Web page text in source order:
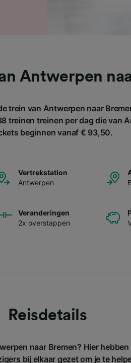
Antwerpen
trein van Antwerpen naar
treinen treinen per dag die van
beginnen vanaf € 93,50.
Vertrekstation
Antwerpen
Veranderingen
2x overstappen
Reisdetails
naar Bremen? Hier
bij elkaar gezet om je te